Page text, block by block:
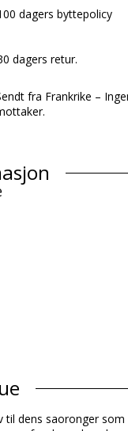
dagers byttepolicy
dagers retur.
fra Frankrike –
dens saoronger